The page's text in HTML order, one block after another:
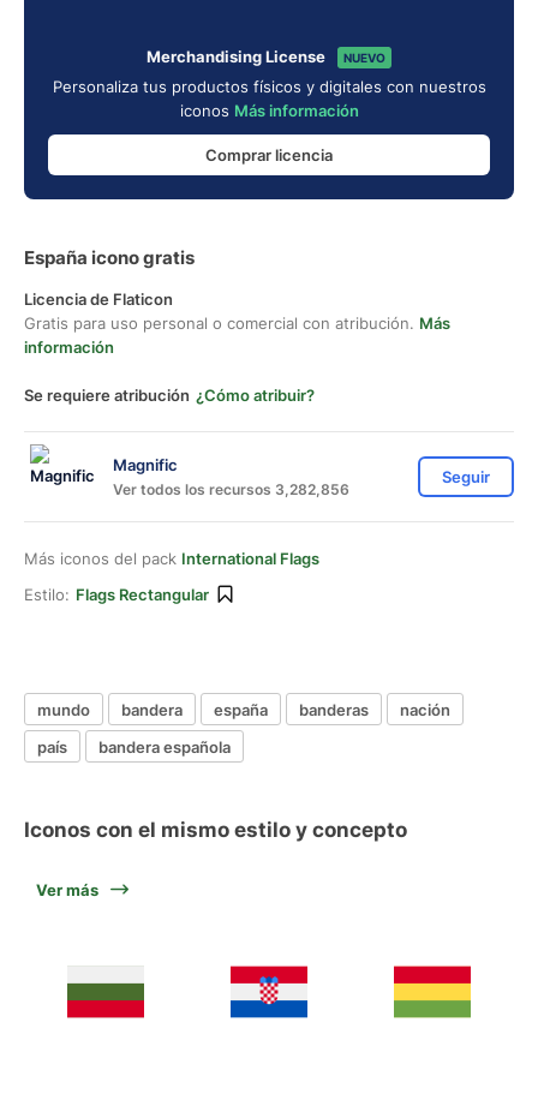
Merchandising License NUEVO
Personaliza tus productos físicos y digitales con nuestros
iconos Más información
Comprar licencia
España icono gratis
Licencia de Flaticon
Gratis para uso personal o comercial con atribución. Más
información
Se requiere atribución ¿Cómo atribuir?
Magnific
Ver todos los recursos 3,282,856
Seguir
Más iconos del pack International Flags
Estilo: Flags Rectangular
mundo bandera españa banderas
nación
país
bandera española
Iconos con el mismo estilo y concepto
Ver más